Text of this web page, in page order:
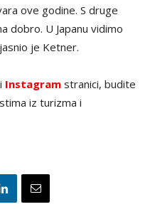
ove godine. S druge
dobro. U Japanu vidimo
je Ketner.
i Instagram stranici, budite
iz turizma i